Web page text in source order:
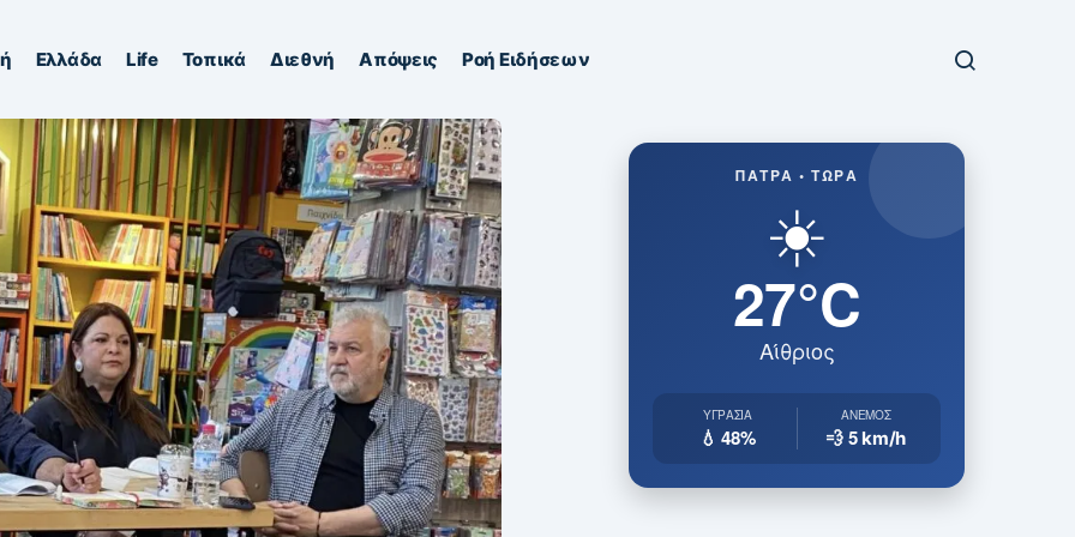
Ελλάδα Life Τοπικά Διεθνή Απόψεις Ροή Ειδήσεων
ΠΆΤΡΑ • ΤΏΡΑ
☀️
27°C
Αίθριος
ΥΓΡΑΣΊΑ
💧 48%
ΆΝΕΜΟΣ
💨 5km/h